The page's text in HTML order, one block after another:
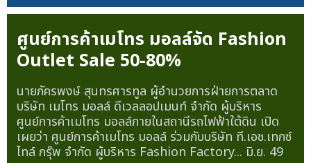
ศูนย์การค้าเมโทร มอลล์จัด Fashion
Outlet Sale 50-80%
นายภัครพงษ์ สุนทรศารทูล ผู้อำนวยการฝ่ายการตลาด
บริษัท เมโทร มอลล์ ดีเวลลอปเมนท์ จำกัด ผู้บริหาร
ศูนย์การค้าเมโทร มอลล์ภายในสถานีรถไฟฟ้าใต้ดิน เปิด
เผยว่า ศูนย์การค้าเมโทร มอลล์ ร่วมกับบริษัท ที.เอช.เทกซ์
ไทล์ กรุ๊พ จำกัด ผู้บริหาร Fashion Factory... มิ.ย. 49